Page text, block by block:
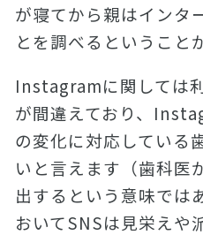
が寝てから親はインタ
とを調べるということ
Instagramに関しては
が間違えており、
の変化に対応している
いと言えます（歯科
出するという意味では
おいてSNSは見栄えや